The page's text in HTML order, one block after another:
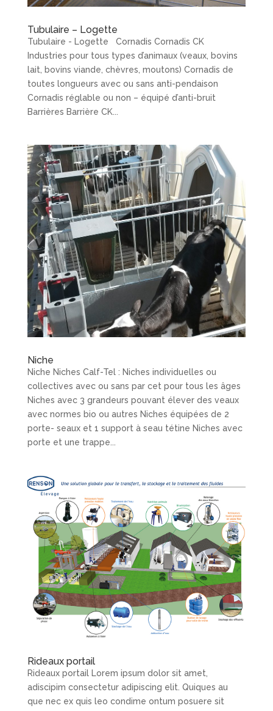
Tubulaire – Logette
Tubulaire - Logette Cornadis Cornadis CK
Industries pour tous types d’animaux (veaux, bovins
lait, bovins viande, chèvres, moutons) Cornadis de
toutes longueurs avec ou sans anti-pendaison
Cornadis réglable ou non – équipé d’anti-bruit
Barrières Barrière CK...
Niche
Niche Niches Calf-Tel : Niches individuelles ou
collectives avec ou sans par cet pour tous les âges
Niches avec 3 grandeurs pouvant élever des veaux
avec normes bio ou autres Niches équipées de 2
porte- seaux et 1 support à seau tétine Niches avec
porte et une trappe...
Rideaux portail
Rideaux portail Lorem ipsum dolor sit amet,
adiscipim consectetur adipiscing elit. Quiques au
que nec ex quis leo condime ontum posuere sit